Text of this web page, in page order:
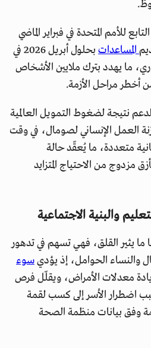
للأمم المتحدة في فبراير الماضي
المساعدات
بحلول أبريل 2026 في
ما يهدد بترك ملايين الأشخاص
أخطر مراحل الأزمة.
نتيجة لضغوط التمويل العالمية
العمل الإنساني لصومال، في وقت
متعددة، ما يُعقّد حالة
مزدوج من الاحتياج المتزايد
والبنية الاجتماعية
ما يثير القلق، فهي تسهم في تدهور
والنساء الحوامل، إذ يؤديسوء
معدلات الأمراض، ويقلّل فرص
اضطرار الأسر إلى كسب لقمة
وفق بيانات منظمة الصحة